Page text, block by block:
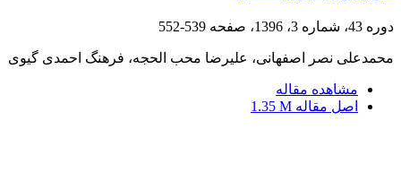
دوره 43، شماره 3، 1396، صفحه 539-552
محمدعلی نصر اصفهانی، علیرضا محب الحجه، فرهنگ احمدی گیوی
مشاهده مقاله
اصل مقاله 1.35 M